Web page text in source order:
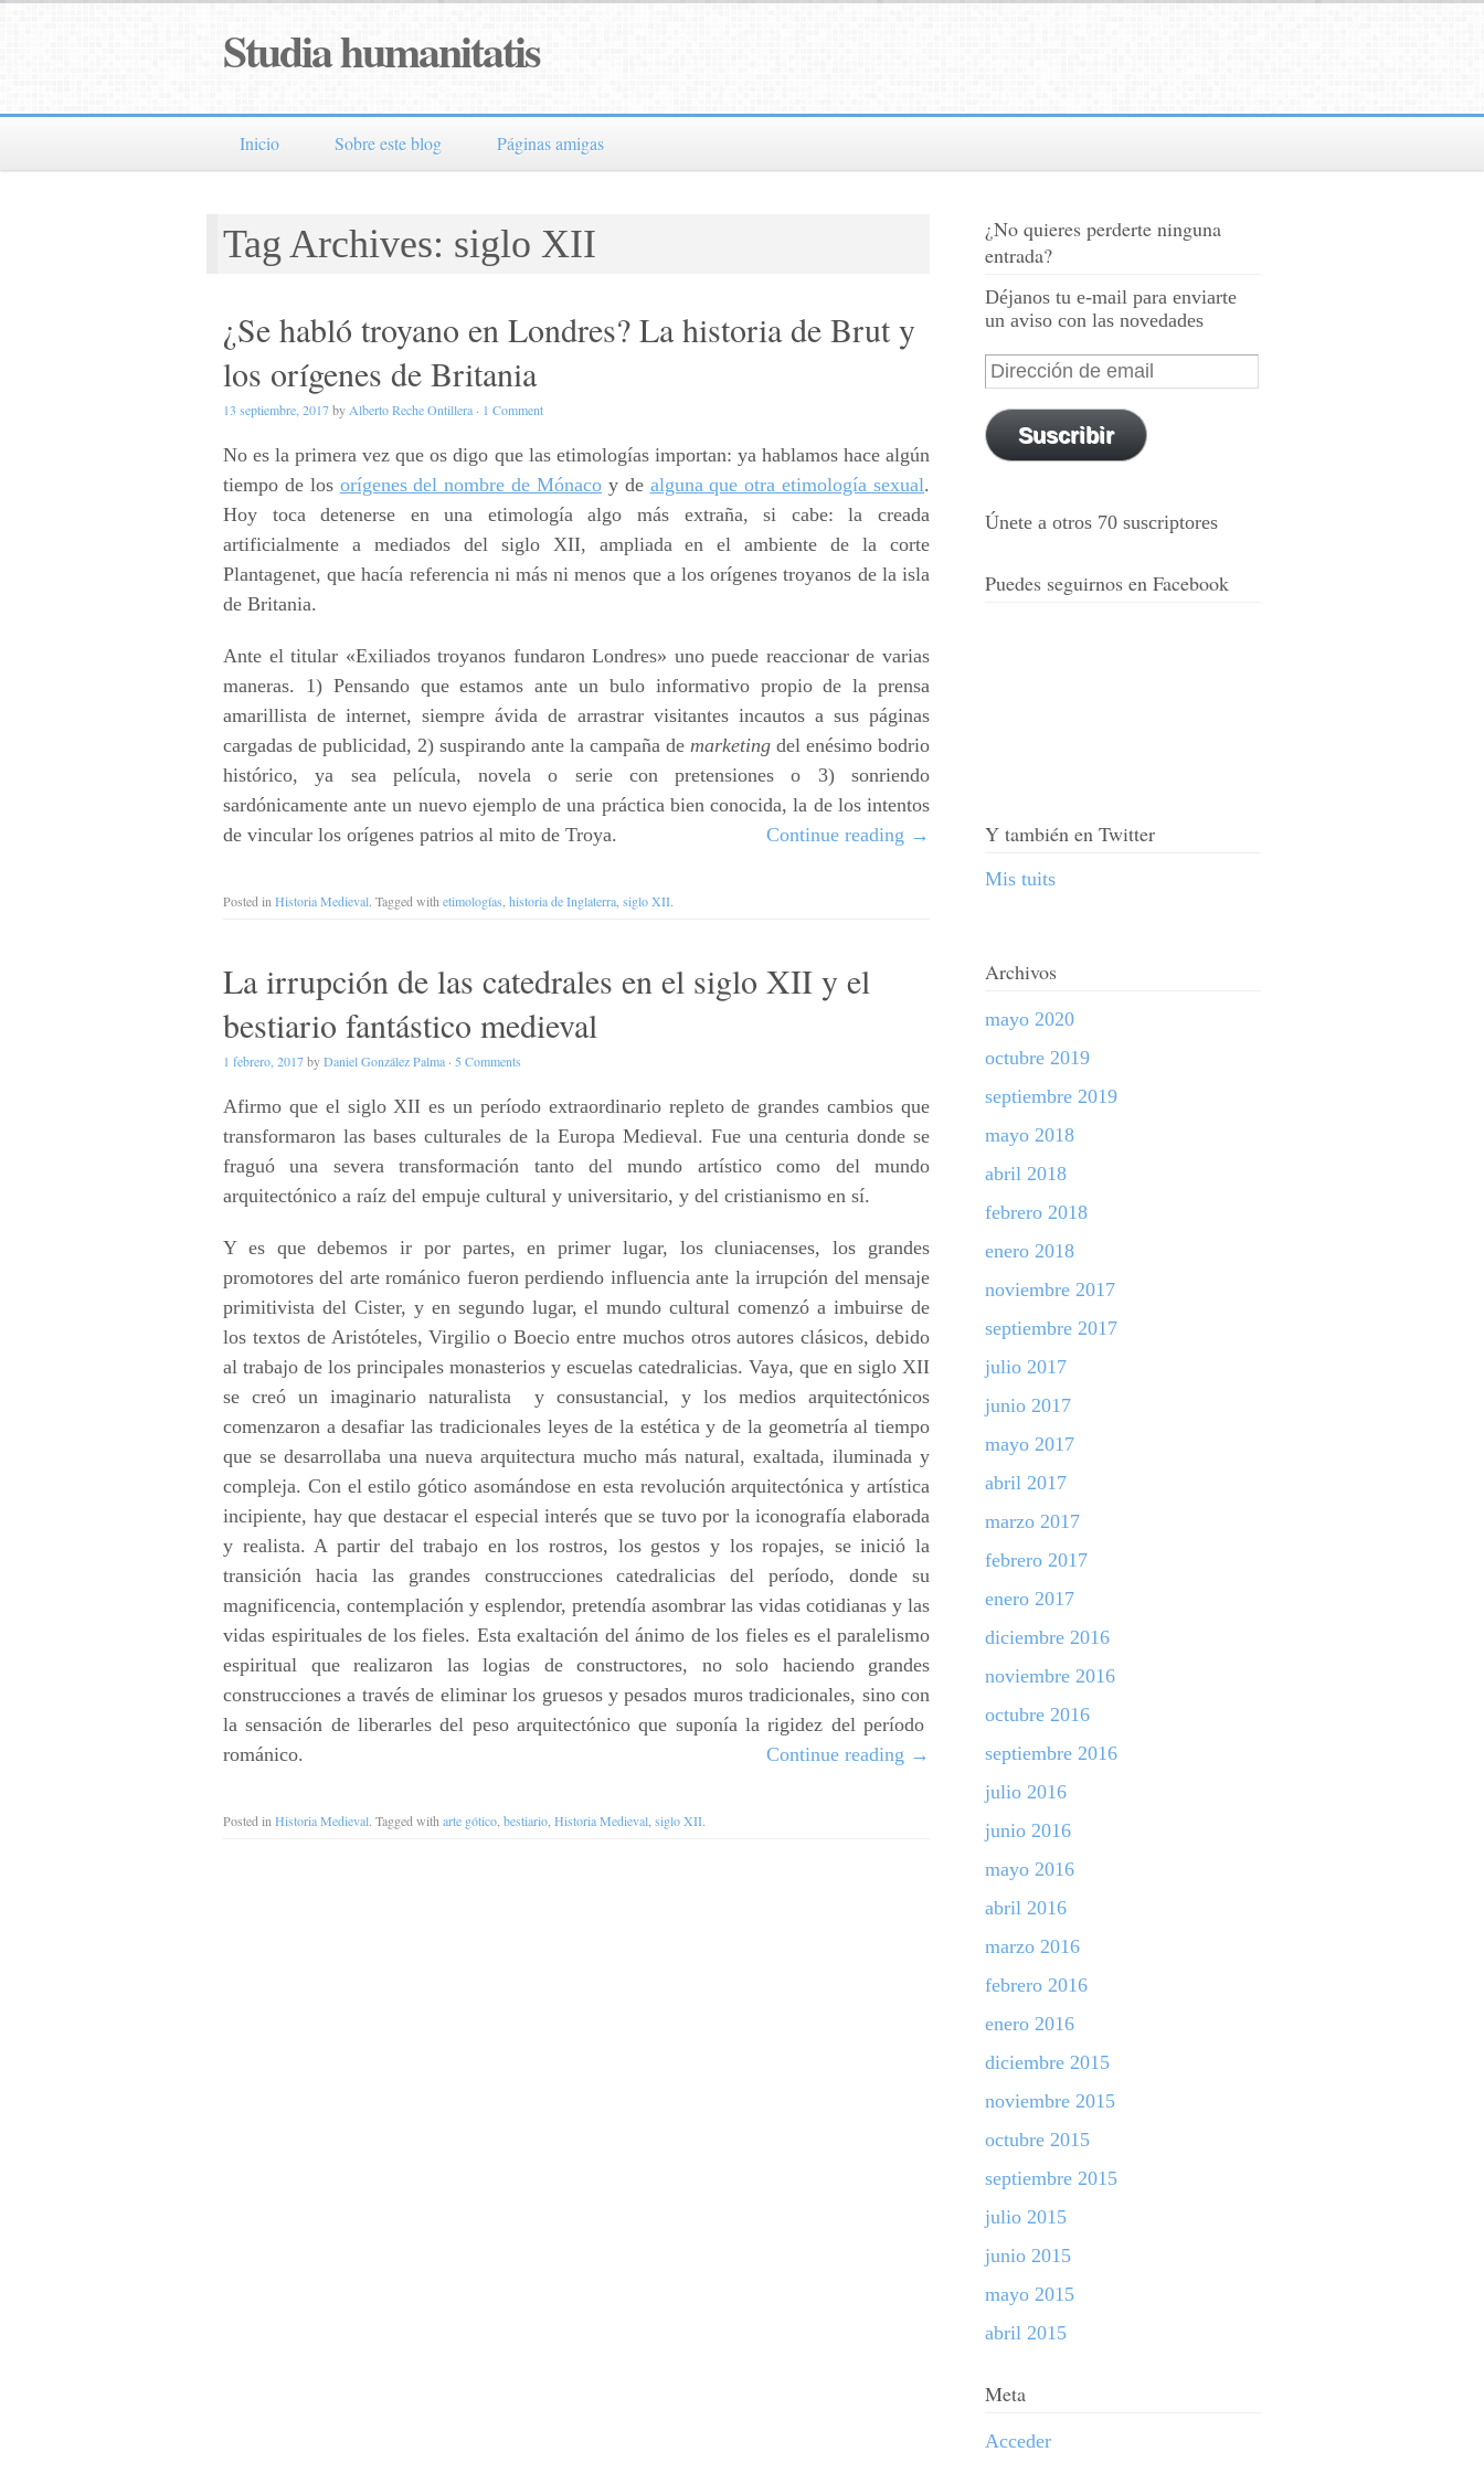
Studia humanitatis
Inicio Sobre este blog Páginas amigas
Tag Archives: siglo XII
¿Se habló troyano en Londres? La historia de Brut y
los orígenes de Britania
13 septiembre, 2017by Alberto Reche Ontillera · 1 Comment
No es la primera vez que os digo que las etimologías importan: ya hablamos hace algún
tiempo de los orígenes del nombre de Mónaco y de alguna que otra etimología sexual.
Hoy toca detenerse en una etimología algo más extraña, si cabe: la creada
artificialmente a mediados del siglo XII, ampliada en el ambiente de la corte
Plantagenet, que hacía referencia ni más ni menos que a los orígenes troyanos de la isla
de Britania.
Ante el titular «Exiliados troyanos fundaron Londres» uno puede reaccionar de varias
maneras. 1) Pensando que estamos ante un bulo informativo propio de la prensa
amarillista de internet, siempre ávida de arrastrar visitantes incautos a sus páginas
cargadas de publicidad, 2) suspirando ante la campaña de marketing del enésimo bodrio
histórico, ya sea película, novela o serie con pretensiones o 3) sonriendo
sardónicamente ante un nuevo ejemplo de una práctica bien conocida, la de los intentos
de vincular los orígenes patrios al mito de Troya.
Continue reading →
Posted in Historia Medieval. Tagged with etimologías historia de Inglaterra siglo XII.
La irrupción de las catedrales en el siglo XII y el
bestiario fantástico medieval
1 febrero, 2017byDaniel González Palma · 5 Comments
Afirmo que el siglo XII es un período extraordinario repleto de grandes cambios que
transformaron las bases culturales de la Europa Medieval. Fue una centuria donde se
fraguó una severa transformación tanto del mundo artístico como del mundo
arquitectónico a raíz del empuje cultural y universitario, y del cristianismo en sí.
Y es que debemos ir por partes, en primer lugar, los cluniacenses, los grandes
promotores del arte románico fueron perdiendo influencia ante la irrupción del mensaje
primitivista del Cister, y en segundo lugar, el mundo cultural comenzó a imbuirse de
los textos de Aristóteles, Virgilio o Boecio entre muchos otros autores clásicos, debido
al trabajo de los principales monasterios y escuelas catedralicias. Vaya, que en siglo XII
se creó un imaginario naturalista y consustancial, y los medios arquitectónicos
comenzaron a desafiar las tradicionales leyes de la estética y de la geometría al tiempo
que se desarrollaba una nueva arquitectura mucho más natural, exaltada, iluminada y
compleja. Con el estilo gótico asomándose en esta revolución arquitectónica y artística
incipiente, hay que destacar el especial interés que se tuvo por la iconografía elaborada
y realista. A partir del trabajo en los rostros, los gestos y los ropajes, se inició la
transición hacia las grandes construcciones catedralicias del período, donde su
magnificencia, contemplación y esplendor, pretendía asombrar las vidas cotidianas y las
vidas espirituales de los fieles. Esta exaltación del ánimo de los fieles es el paralelismo
espiritual que realizaron las logias de constructores, no solo haciendo grandes
construcciones a través de eliminar los gruesos y pesados muros tradicionales, sino con
la sensación de liberarles del peso arquitectónico que suponía la rigidez del período
románico.
Continue reading →
Posted in Historia Medieval. Tagged with arte gótico bestiario Historia Medieval siglo XII.
¿No quieres perderte ninguna
entrada?
Déjanos tu e-mail para enviarte
un aviso con las novedades
Suscribir
Únete a otros 70 suscriptores
Puedes seguirnos en Facebook
Y también en Twitter
Mis tuits
Archivos
mayo 2020
octubre 2019
septiembre 2019
mayo 2018
abril 2018
febrero 2018
enero 2018
noviembre 2017
septiembre 2017
julio 2017
junio 2017
mayo 2017
abril 2017
marzo 2017
febrero 2017
enero 2017
diciembre 2016
noviembre 2016
octubre 2016
septiembre 2016
julio 2016
junio 2016
mayo 2016
abril 2016
marzo 2016
febrero 2016
enero 2016
diciembre 2015
noviembre 2015
octubre 2015
septiembre 2015
julio 2015
junio 2015
mayo 2015
abril 2015
Meta
Acceder